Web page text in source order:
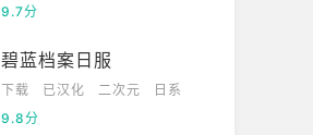
9.7分
碧蓝档案日服
下载 已汉化 二次元
日系
9.8分